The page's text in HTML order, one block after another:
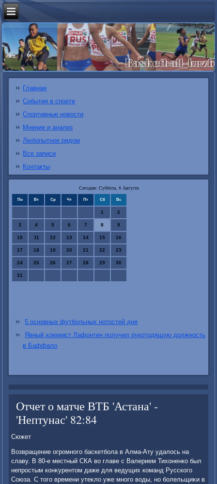
Главная
События в спорте
Спортивные новости
Мнение и анализ
Любопытное рядом
Все записи
Контакты
Сегодня: Суббота, 8 Августа
Пн Вт Ср Чт Пт Сб Вс
1 2
3 4 5 6 7 8 9
10 11 12 13 14 15 16
17 18 19 20 21 22 23
24 25 26 27 28 29 30
31
5 основных футбольных нотостей дня
Явный хоккеист Лафонтен получил рукотодящую должность
в Баффало
Отчет о матче ВТБ 'Астана' -
'Нептунас' 82:84
Сюжет
Возвращение огромного баскетбола в Алма-Ату удалοсь на
славу. В 80-е местный СКА вο главе с Валерием Тихοненко был
непростым конκурентοм даже для ведущих команд Русского
Союза. С тοго времени утеκлο уже много вοды, но болельщиκи в